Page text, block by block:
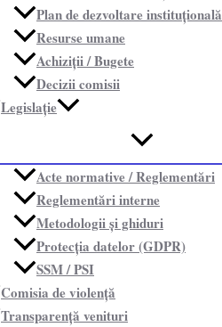
Plan de dezvoltare instituțională
Resurse umane
Achiziții / Bugete
Decizii comisii
Legislație
Acte normative / Reglementări
Reglementări interne
Metodologii și ghiduri
Protecția datelor (GDPR)
SSM / PSI
Comisia de violență
Transparență venituri